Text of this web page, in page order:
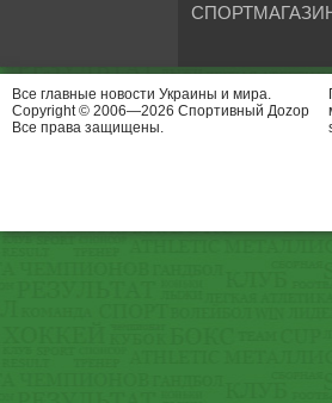
Все главные новости Украины и мира.
Copyright © 2006—2026 Спортивный Доzор
Все права защищены.